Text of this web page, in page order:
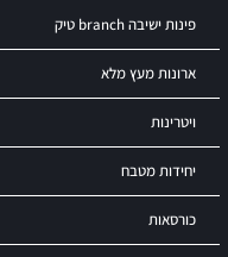
פינות ישיבה branch טיק
ארונות מעץ מלא
ויטרינות
יחידות מטבח
כורסאות